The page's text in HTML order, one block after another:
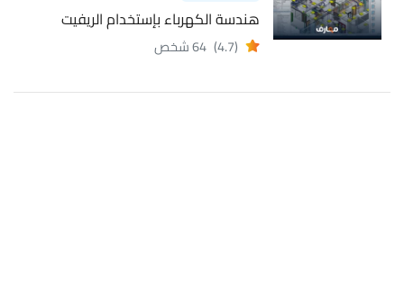
هندسة الكهرباء بإستخدام الريفيت
(4.7) 64 شخص